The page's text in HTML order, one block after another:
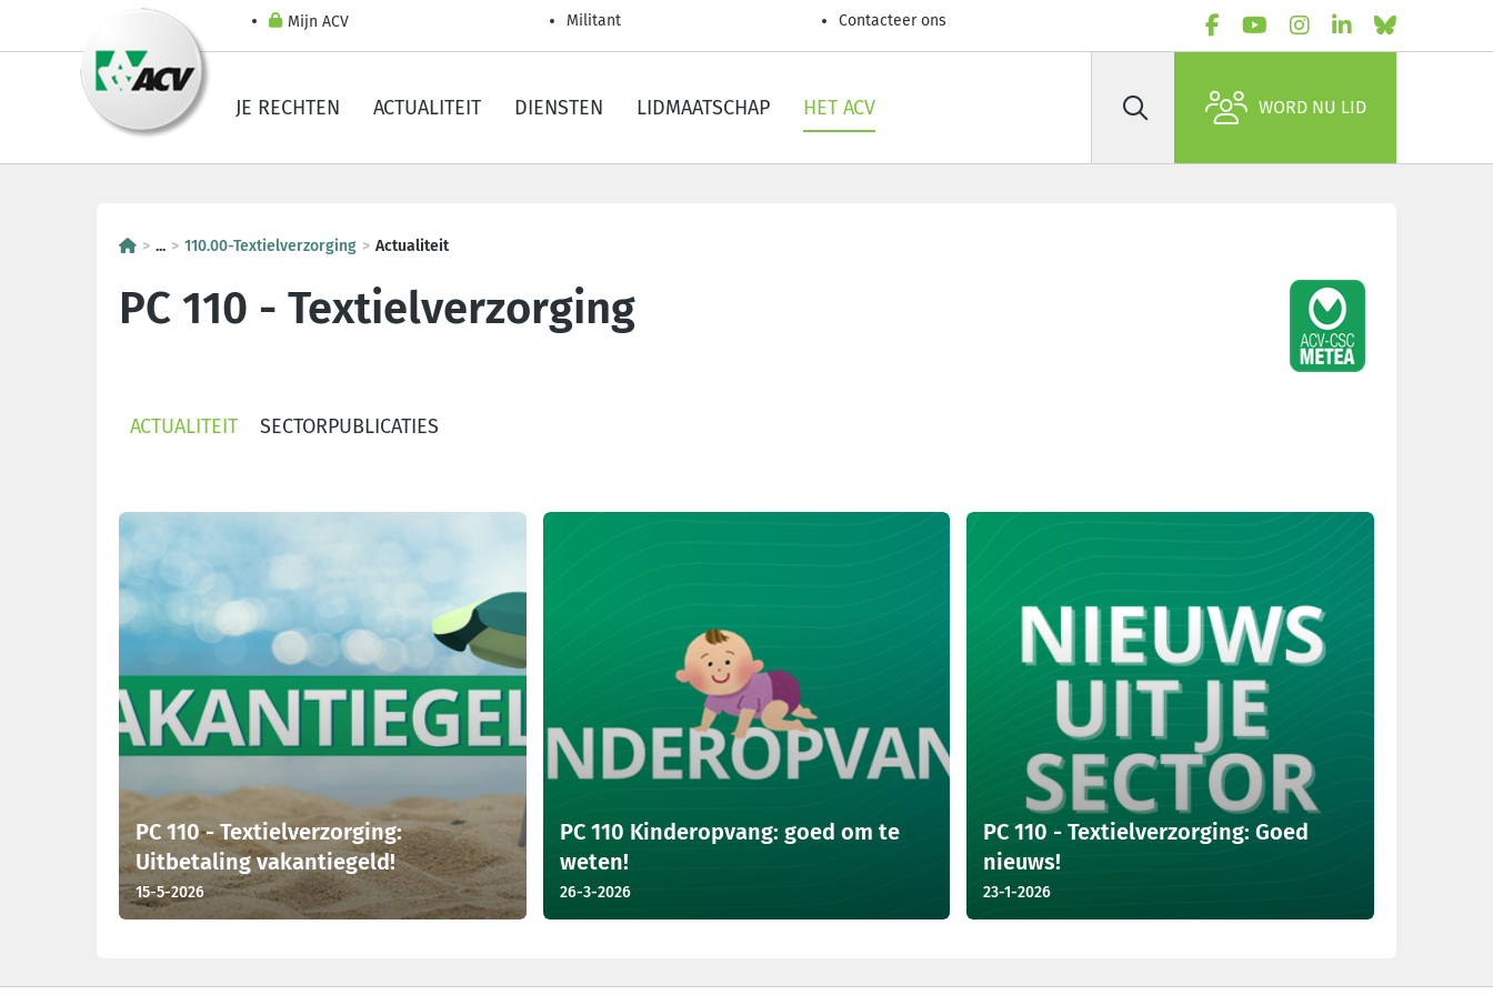
Mijn ACV Militant Contacteer ons
JE RECHTEN ACTUALITEIT DIENSTEN LIDMAATSCHAP HET ACV Zoek WORD NU LID
... 110.00-Textielverzorging Actualiteit
PC 110 - Textielverzorging
ACTUALITEIT SECTORPUBLICATIES
Laatste nieuws
PC 110 - Textielverzorging:
Uitbetaling vakantiegeld!
15-5-2026
PC 110 Kinderopvang: goed om te
weten!
26-3-2026
PC 110 - Textielverzorging: Goed
nieuws!
23-1-2026